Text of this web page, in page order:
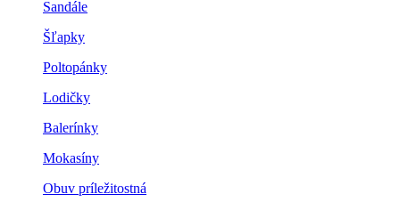
Sandále
Šľapky
Poltopánky
Lodičky
Balerínky
Mokasíny
Obuv príležitostná